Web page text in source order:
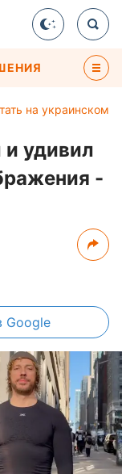
на украинском
удивил
-
Google